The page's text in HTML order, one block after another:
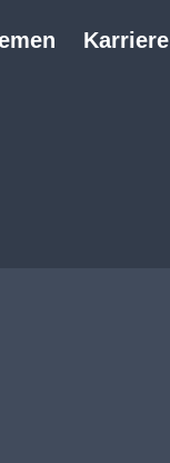
Karriere